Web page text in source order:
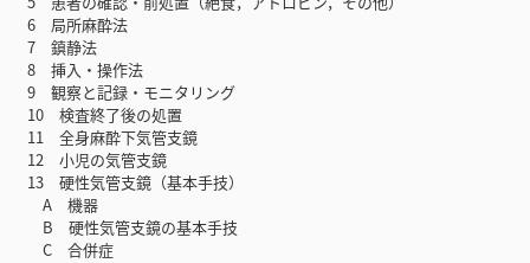
6 局所麻酔法
7 鎮静法
8 挿入・操作法
9 観察と記録・モニタリング
10 検査終了後の処置
11 全身麻酔下気管支鏡
12 小児の気管支鏡
13 硬性気管支鏡（基本手技）
A 機器
B 硬性気管支鏡の基本手技
C 合併症